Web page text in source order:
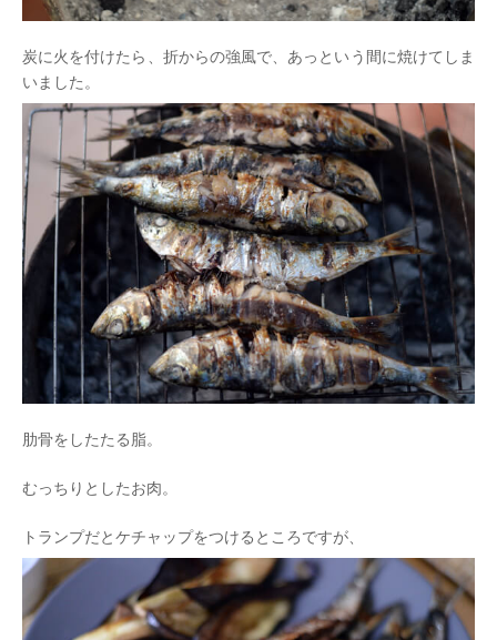
炭に火を付けたら、折からの強風で、あっという間に焼けてしま
いました。
肋骨をしたたる脂。
むっちりとしたお肉。
トランプだとケチャップをつけるところですが、